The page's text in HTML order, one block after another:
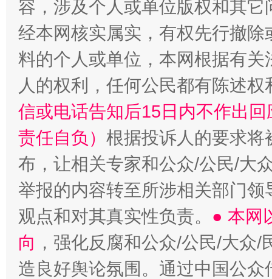
容，涉及个人或单位版权和其它
经本网核实属实，有权先行撤
料的个人或单位，本网根据有
人的权利，任何公民都有陈述
信或电话告知后15日内不作出
责任自负） 根据投诉人的要求将
布，让相关专家和公众/公民/大
举报的内容转至所涉相关部门
观点和对其真实性负责。 ● 本网
向 ，强化反腐和公众/公民/大众
造良好舆论氛围。通过中国公